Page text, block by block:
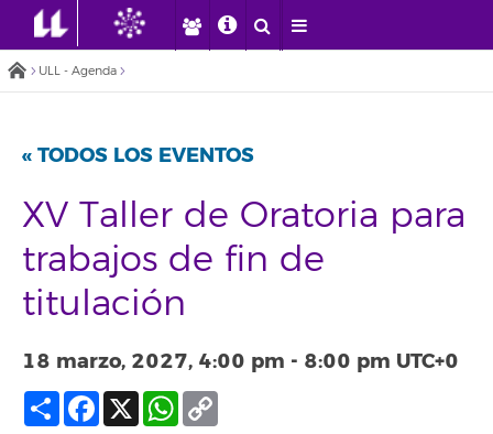
ULL - Agenda
« TODOS LOS EVENTOS
XV Taller de Oratoria para
trabajos de fin de
titulación
18 marzo, 2027, 4:00 pm - 8:00 pm UTC+0
Compartir
Facebook
X WhatsApp